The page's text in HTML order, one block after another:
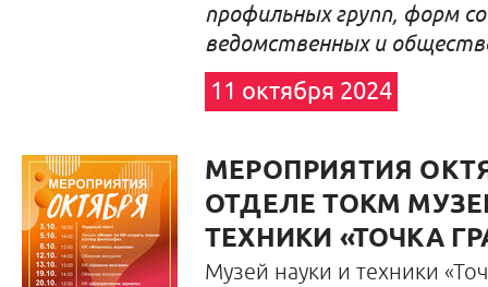
профильных групп, форм
ведомственных и
11 октября 2024
МЕРОПРИЯТИЯ
ОТДЕЛЕ ТОКМ
ТЕХНИКИ «ТОЧКА
Музей науки и техники